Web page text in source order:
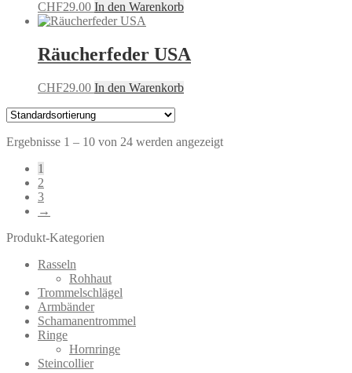
CHF29.00 In den Warenkorb
Räucherfeder USA
CHF29.00 In den Warenkorb
Ergebnisse 1 – 10 von 24 werden angezeigt
1
2
3
→
Produkt-Kategorien
Rasseln
Rohhaut
Trommelschlägel
Armbänder
Schamanentrommel
Ringe
Hornringe
Steincollier